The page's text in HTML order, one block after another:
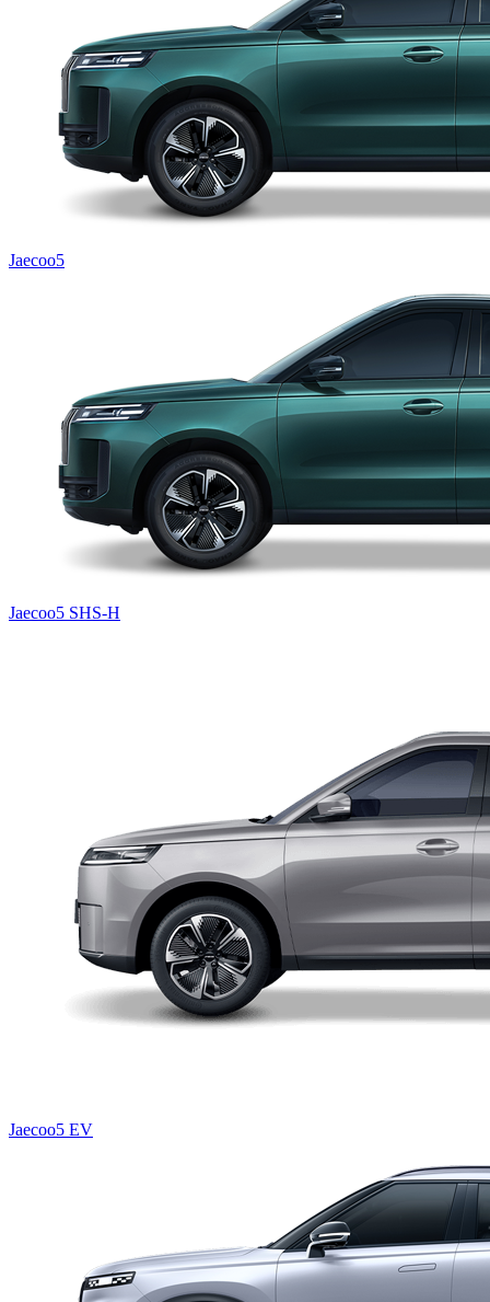
Jaecoo5
Jaecoo5 SHS-H
Jaecoo5 EV